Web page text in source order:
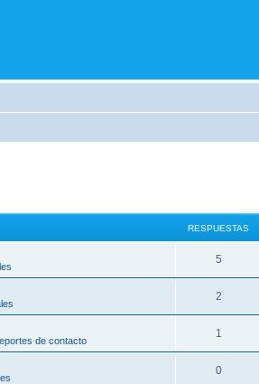
RESPUESTAS
5
2
de contacto
1
0